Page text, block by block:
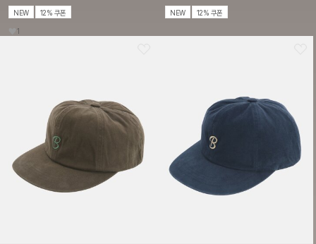
NEW 12% 쿠폰
1
NEW 12% 쿠폰